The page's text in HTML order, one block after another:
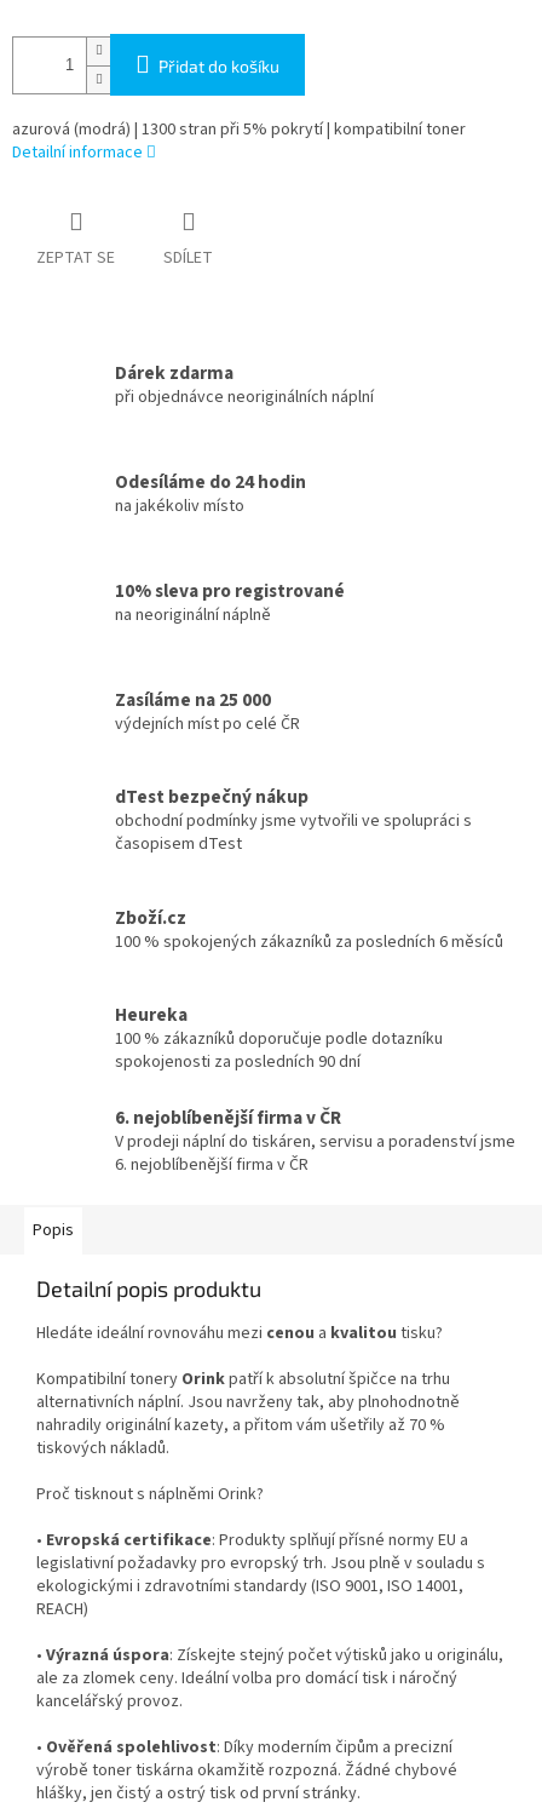
Přidat do košíku
azurová (modrá) | 1300 stran při 5% pokrytí | kompatibilní toner
Detailní informace
ZEPTAT SE SDÍLET
Dárek zdarma
při objednávce neoriginálních náplní
Odesíláme do 24 hodin
na jakékoliv místo
10% sleva pro registrované
na neoriginální náplně
Zasíláme na 25 000
výdejních míst po celé ČR
dTest bezpečný nákup
obchodní podmínky jsme vytvořili ve spolupráci s
časopisem dTest
Zboží.cz
100 % spokojených zákazníků za posledních 6 měsíců
Heureka
100 % zákazníků doporučuje podle dotazníku
spokojenosti za posledních 90 dní
6. nejoblíbenější firma v ČR
V prodeji náplní do tiskáren, servisu a poradenství jsme
6. nejoblíbenější firma v ČR
Popis
Detailní popis produktu
Hledáte ideální rovnováhu mezi cenou a kvalitou tisku?
Kompatibilní tonery Orinkpatří k absolutní špičce na trhu
alternativních náplní. Jsou navrženy tak, aby plnohodnotně
nahradily originální kazety, a přitom vám ušetřily až 70 %
tiskových nákladů.
Proč tisknout s náplněmi Orink?
• Evropská certifikace: Produkty splňují přísné normy EU a
legislativní požadavky pro evropský trh. Jsou plně v souladu s
ekologickými i zdravotními standardy (ISO 9001, ISO 14001,
REACH)
• Výrazná úspora: Získejte stejný počet výtisků jako u originálu,
ale za zlomek ceny. Ideální volba pro domácí tisk i náročný
kancelářský provoz.
• Ověřená spolehlivost: Díky moderním čipům a precizní
výrobě toner tiskárna okamžitě rozpozná. Žádné chybové
hlášky, jen čistý a ostrý tisk od první stránky.